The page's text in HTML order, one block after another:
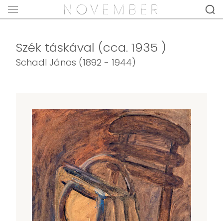
Szék táskával (cca. 1935 )
Schadl János (1892 - 1944)